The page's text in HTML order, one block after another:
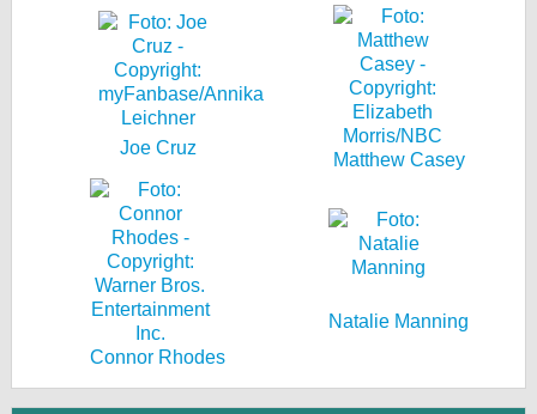
Joe Cruz
Matthew Casey
Connor Rhodes
Natalie Manning